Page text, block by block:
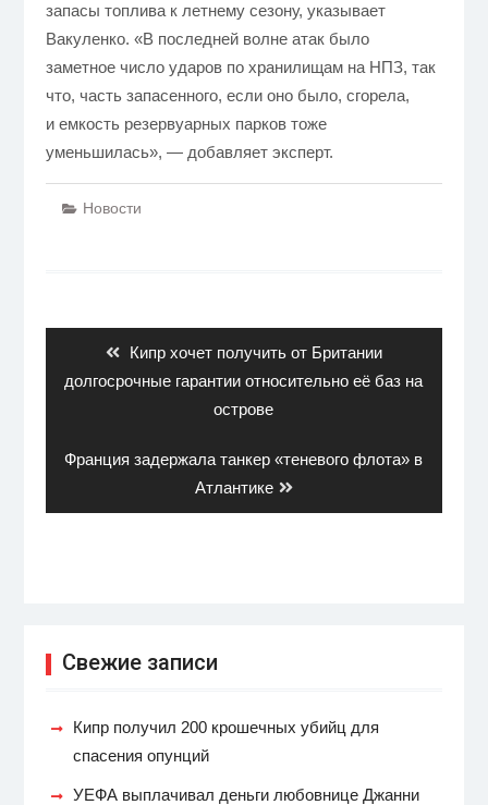
запасы топлива к летнему сезону, указывает
Вакуленко. «В последней волне атак было
заметное число ударов по хранилищам на НПЗ, так
что, часть запасенного, если оно было, сгорела,
и емкость резервуарных парков тоже
уменьшилась», — добавляет эксперт.
Новости
записямPrevious
post:
Кипр хочет получить от Британии
долгосрочные гарантии относительно её баз на
острове
Next
Франция задержала танкер «теневого флота» в
Атлантике
Свежие записи
Кипр получил 200 крошечных убийц для
спасения опунций
УЕФА выплачивал деньги любовнице Джанни